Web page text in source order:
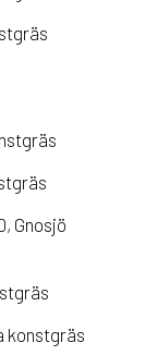
Gnosjö
konstgräs